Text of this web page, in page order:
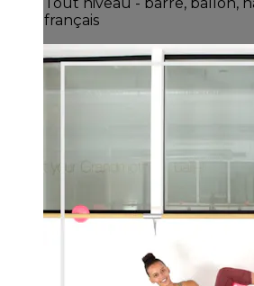
français